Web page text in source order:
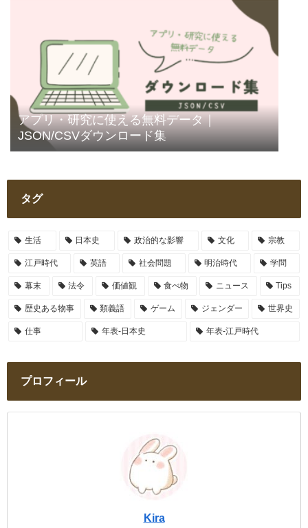
アプリ・研究に使える無料データ｜
JSON/CSVダウンロード集
タグ
生活 日本史 政治的な影響 文化 宗教
江戸時代 英語 社会問題 明治時代 学問
幕末 法令 価値観 食べ物 ニュース Tips
歴史ある物事 類義語 ゲーム ジェンダー 世界史
仕事 年表-日本史 年表-江戸時代
プロフィール
Kira